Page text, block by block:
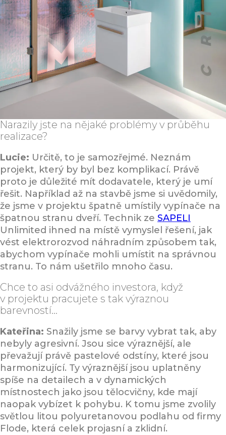
Narazily jste na nějaké problémy v průběhu
realizace?
Lucie: Určitě, to je samozřejmé. Neznám
projekt, který by byl bez komplikací. Právě
proto je důležité mít dodavatele, který je umí
řešit. Například až na stavbě jsme si uvědomily,
že jsme v projektu špatně umístily vypínače na
špatnou stranu dveří. Technik ze SAPELI
Unlimited ihned na místě vymyslel řešení, jak
vést elektrorozvod náhradním způsobem tak,
abychom vypínače mohli umístit na správnou
stranu. To nám ušetřilo mnoho času.
Chce to asi odvážného investora, když
v projektu pracujete s tak výraznou
barevností…
Kateřina: Snažily jsme se barvy vybrat tak, aby
nebyly agresivní. Jsou sice výraznější, ale
převažují právě pastelové odstíny, které jsou
harmonizující. Ty výraznější jsou uplatněny
spíše na detailech a v dynamických
místnostech jako jsou tělocvičny, kde mají
naopak vybízet k pohybu. K tomu jsme zvolily
světlou litou polyuretanovou podlahu od firmy
Flode, která celek projasní a zklidní.